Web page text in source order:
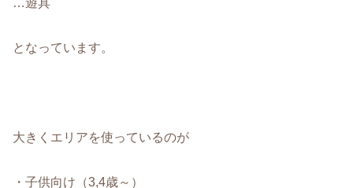
…遊具
となっています。
大きくエリアを使っているのが
・子供向け（3,4歳～）